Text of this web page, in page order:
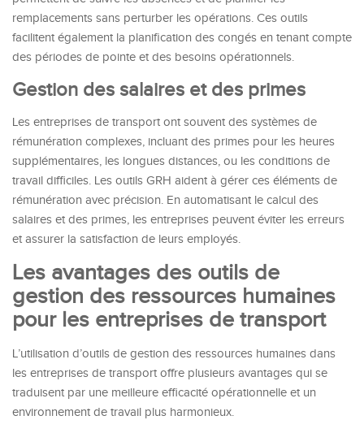
remplacements sans perturber les opérations. Ces outils
facilitent également la planification des congés en tenant compte
des périodes de pointe et des besoins opérationnels.
Gestion des salaires et des primes
Les entreprises de transport ont souvent des systèmes de
rémunération complexes, incluant des primes pour les heures
supplémentaires, les longues distances, ou les conditions de
travail difficiles. Les outils GRH aident à gérer ces éléments de
rémunération avec précision. En automatisant le calcul des
salaires et des primes, les entreprises peuvent éviter les erreurs
et assurer la satisfaction de leurs employés.
Les avantages des outils de
gestion des ressources humaines
pour les entreprises de transport
L’utilisation d’outils de gestion des ressources humaines dans
les entreprises de transport offre plusieurs avantages qui se
traduisent par une meilleure efficacité opérationnelle et un
environnement de travail plus harmonieux.